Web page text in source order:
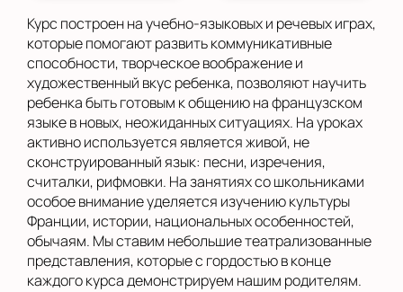
Курс построен на учебно-языковых и речевых играх,
которые помогают развить коммуникативные
способности, творческое воображение и
художественный вкус ребенка, позволяют научить
ребенка быть готовым к общению на французском
языке в новых, неожиданных ситуациях. На уроках
активно используется является живой, не
сконструированный язык: песни, изречения,
считалки, рифмовки. На занятиях со школьниками
особое внимание уделяется изучению культуры
Франции, истории, национальных особенностей,
обычаям. Мы ставим небольшие театрализованные
представления, которые с гордостью в конце
каждого курса демонстрируем нашим родителям.